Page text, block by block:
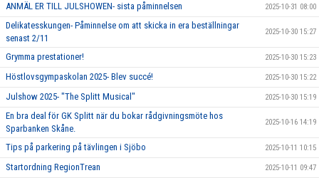
ANMÄL ER TILL JULSHOWEN- sista påminnelsen 2025-10-31 08:00
Delikatesskungen- Påminnelse om att skicka in era beställningar
senast 2/11
2025-10-30 15:27
Grymma prestationer! 2025-10-30 15:23
Höstlovsgympaskolan 2025- Blev succé! 2025-10-30 15:22
Julshow 2025- "The Splitt Musical" 2025-10-30 15:19
En bra deal för GK Splitt när du bokar rådgivningsmöte hos
Sparbanken Skåne.
2025-10-16 14:19
Tips på parkering på tävlingen i Sjöbo 2025-10-11 10:15
Startordning RegionTrean 2025-10-11 09:47